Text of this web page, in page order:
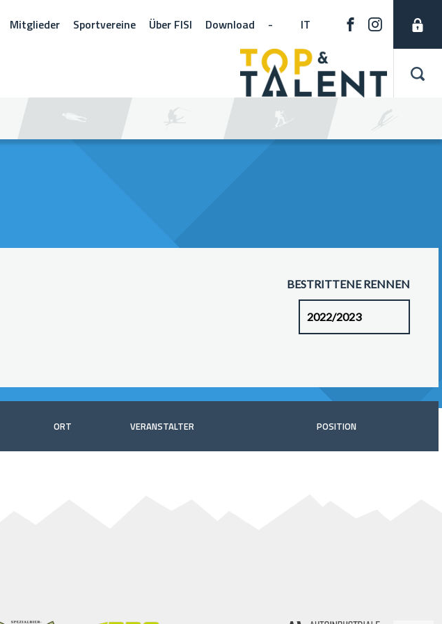
Mitglieder Sportvereine Über FISI Download - IT
BESTRITTENE RENNEN
ORT VERANSTALTER POSITION